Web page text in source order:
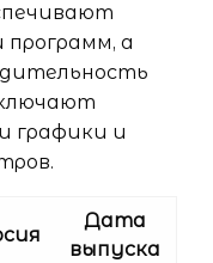
программ, а
графики и
Дата
выпуска